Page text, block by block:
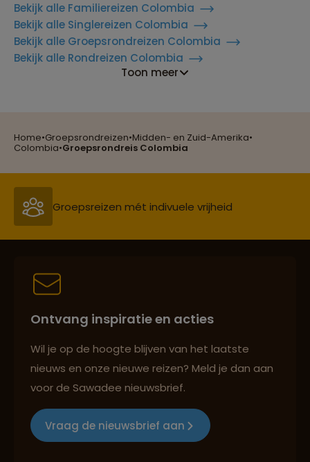
Home•Groepsrondreizen•Midden- en Zuid-Amerika•
Colombia•Groepsrondreis Colombia
Bekijk alle Familiereizen Colombia
Bekijk alle Singlereizen Colombia
Bekijk alle Groepsrondreizen Colombia
Bekijk alle Rondreizen Colombia
Toon meer
Reizen met oog voor mens, cultuur en milieu
Groepsreizen mét indivuele vrijheid
Persoonlijk en deskundig reisadvies
Best beoordeelde reisroutes
Groepsreizen mét indivuele vrijheid
Ontvang inspiratie en acties
Wil je op de hoogte blijven van het laatste
nieuws en onze nieuwe reizen? Meld je dan aan
voor de Sawadee nieuwsbrief.
Vraag de nieuwsbrief aan